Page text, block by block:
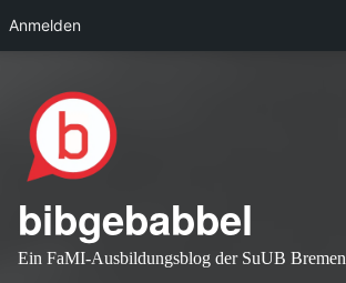
Anmelden
Skip to main navigation
Skip to main content
Skip to footer
bibgebabbel
Ein FaMI-Ausbildungsblog der SuUB Bremen